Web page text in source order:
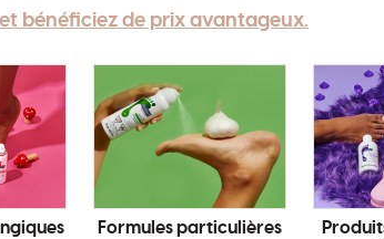
bénéficiez de prix avantageux.
Formules particulières